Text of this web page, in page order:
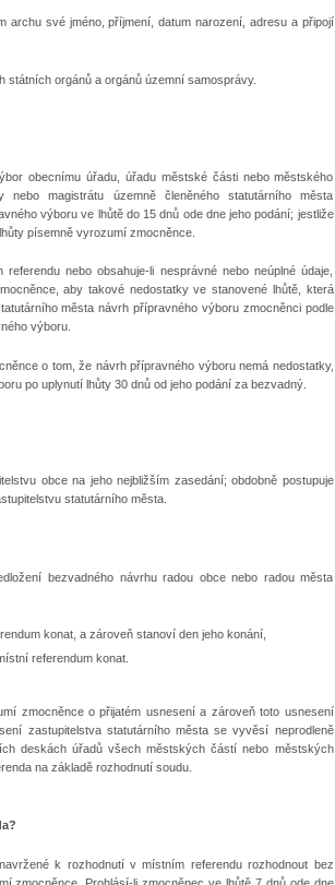
archu své jméno, příjmení, datum narození, adresu a připojí
orgánů a orgánů územní samosprávy.
obecnímu úřadu, úřadu městské části nebo městského
magistrátu územně členěného statutárního města
výboruve lhůtě do 15 dnů ode dne jeho podání; jestliže
písemně vyrozumí zmocněnce.
nebo obsahuje-li nesprávné nebo neúplné údaje,
aby takové nedostatky ve stanovené lhůtě, která
města návrh přípravného výboru zmocněnci podle
výboru.
o tom, že návrh přípravného výboru nemá nedostatky,
po uplynutí lhůty 30 dnů od jeho podání za bezvadný.
obce na jeho nejbližším zasedání; obdobně postupuje
statutárního města.
bezvadného návrhu radou obce nebo radou města
konat, a zároveň stanoví den jeho konání,
referendum konat.
zmocněnce o přijatém usnesení a zároveň toto usnesení
zastupitelstva statutárního města se vyvěsí neprodleně
deskách úřadů všech městských částí nebo městských
na základě rozhodnutí soudu.
k rozhodnutí v místním referendu rozhodnout bez